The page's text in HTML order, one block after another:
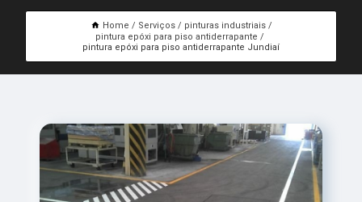
Home Serviços
pinturas industriais
pintura epóxi para piso antiderrapante
pintura epóxi para piso antiderrapante Jundiaí